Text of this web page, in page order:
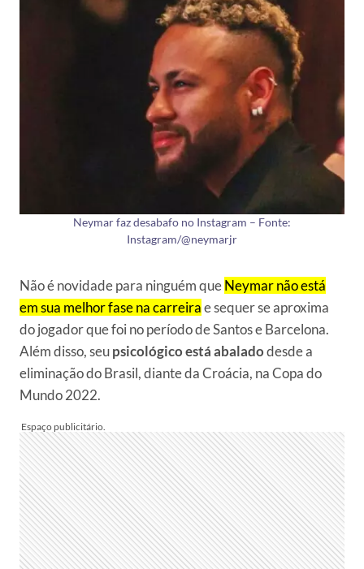
Neymar faz desabafo no Instagram – Fonte:
Instagram/@neymarjr
Não é novidade para ninguém queNeymar não está
em sua melhor fase na carreirae sequer se aproxima
do jogador que foi no período de Santos e Barcelona.
Além disso, seupsicológico está abaladodesde a
eliminação do Brasil, diante da Croácia, na Copa do
Mundo 2022.